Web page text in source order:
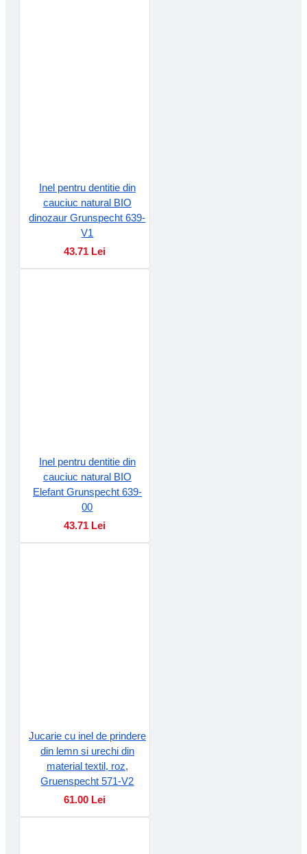
Inel pentru dentitie din
cauciuc natural BIO
dinozaur Grunspecht 639-
V1
43.71 Lei
Inel pentru dentitie din
cauciuc natural BIO
Elefant Grunspecht 639-
00
43.71 Lei
Jucarie cu inel de prindere
din lemn si urechi din
material textil, roz,
Gruenspecht 571-V2
61.00 Lei